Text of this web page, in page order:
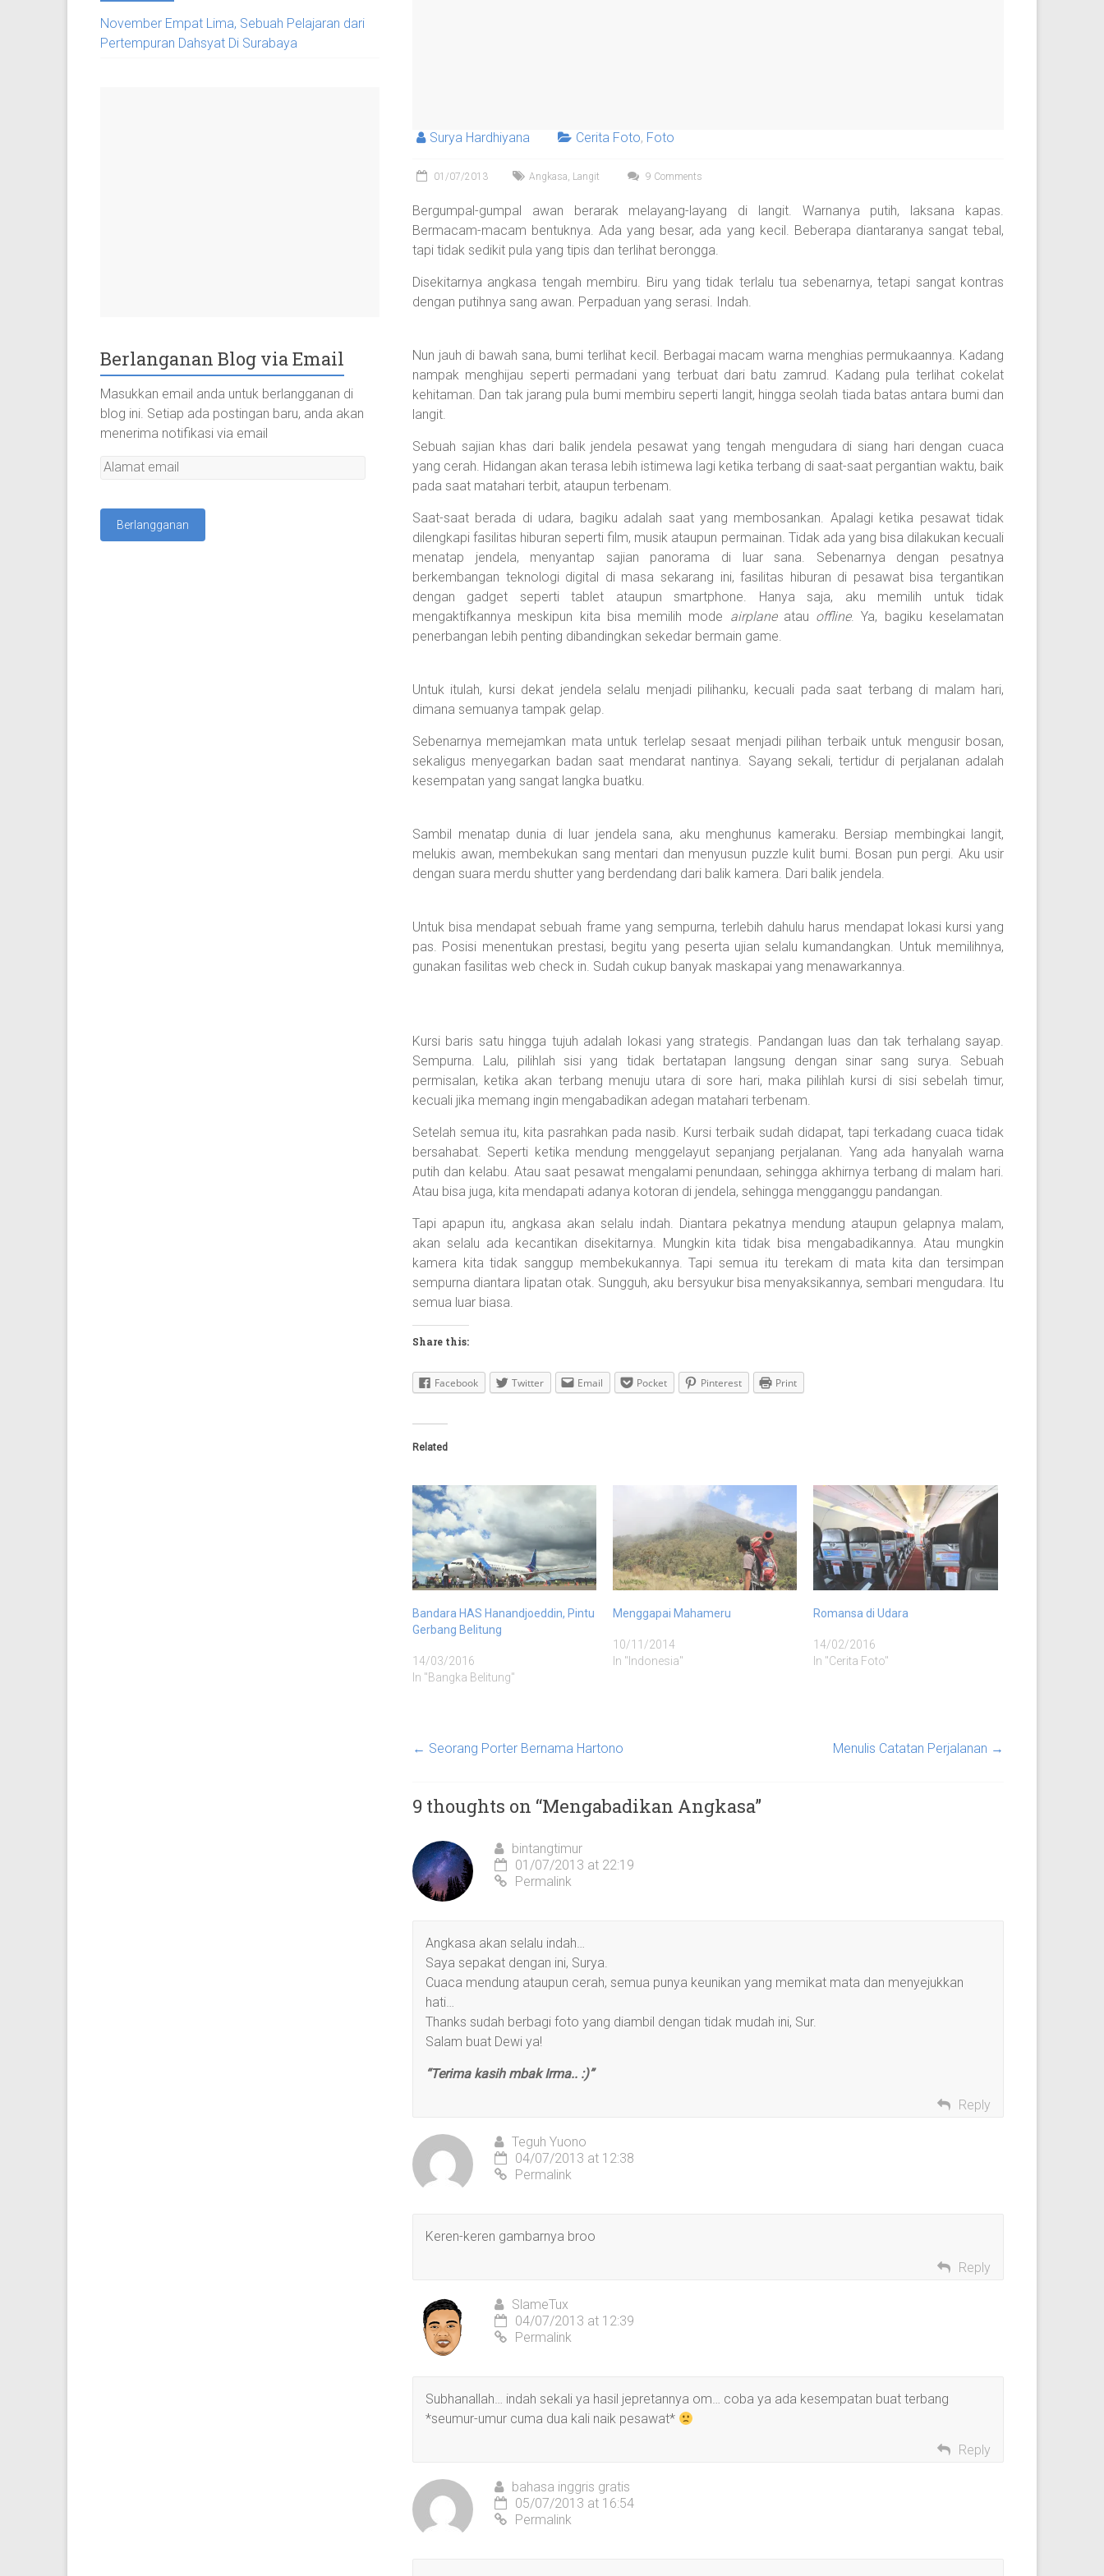
Surya Hardhiyana Cerita Foto, Foto
01/07/2013 Angkasa, Langit 9 Comments
Bergumpal-gumpal awan berarak melayang-layang di langit. Warnanya putih, laksana kapas.
Bermacam-macam bentuknya. Ada yang besar, ada yang kecil. Beberapa diantaranya sangat tebal,
tapi tidak sedikit pula yang tipis dan terlihat berongga.
Disekitarnya angkasa tengah membiru. Biru yang tidak terlalu tua sebenarnya, tetapi sangat kontras
dengan putihnya sang awan. Perpaduan yang serasi. Indah.
Nun jauh di bawah sana, bumi terlihat kecil. Berbagai macam warna menghias permukaannya. Kadang
nampak menghijau seperti permadani yang terbuat dari batu zamrud. Kadang pula terlihat cokelat
kehitaman. Dan tak jarang pula bumi membiru seperti langit, hingga seolah tiada batas antara bumi dan
langit.
Sebuah sajian khas dari balik jendela pesawat yang tengah mengudara di siang hari dengan cuaca
yang cerah. Hidangan akan terasa lebih istimewa lagi ketika terbang di saat-saat pergantian waktu, baik
pada saat matahari terbit, ataupun terbenam.
Saat-saat berada di udara, bagiku adalah saat yang membosankan. Apalagi ketika pesawat tidak
dilengkapi fasilitas hiburan seperti film, musik ataupun permainan. Tidak ada yang bisa dilakukan kecuali
menatap jendela, menyantap sajian panorama di luar sana. Sebenarnya dengan pesatnya
berkembangan teknologi digital di masa sekarang ini, fasilitas hiburan di pesawat bisa tergantikan
dengan gadget seperti tablet ataupun smartphone. Hanya saja, aku memilih untuk tidak
mengaktifkannya meskipun kita bisa memilih mode airplaneatau offline. Ya, bagiku keselamatan
penerbangan lebih penting dibandingkan sekedar bermain game.
Untuk itulah, kursi dekat jendela selalu menjadi pilihanku, kecuali pada saat terbang di malam hari,
dimana semuanya tampak gelap.
Sebenarnya memejamkan mata untuk terlelap sesaat menjadi pilihan terbaik untuk mengusir bosan,
sekaligus menyegarkan badan saat mendarat nantinya. Sayang sekali, tertidur di perjalanan adalah
kesempatan yang sangat langka buatku.
Sambil menatap dunia di luar jendela sana, aku menghunus kameraku. Bersiap membingkai langit,
melukis awan, membekukan sang mentari dan menyusun puzzle kulit bumi. Bosan pun pergi. Aku usir
dengan suara merdu shutter yang berdendang dari balik kamera. Dari balik jendela.
Untuk bisa mendapat sebuah frame yang sempurna, terlebih dahulu harus mendapat lokasi kursi yang
pas. Posisi menentukan prestasi, begitu yang peserta ujian selalu kumandangkan. Untuk memilihnya,
gunakan fasilitas web check in. Sudah cukup banyak maskapai yang menawarkannya.
Kursi baris satu hingga tujuh adalah lokasi yang strategis. Pandangan luas dan tak terhalang sayap.
Sempurna. Lalu, pilihlah sisi yang tidak bertatapan langsung dengan sinar sang surya. Sebuah
permisalan, ketika akan terbang menuju utara di sore hari, maka pilihlah kursi di sisi sebelah timur,
kecuali jika memang ingin mengabadikan adegan matahari terbenam.
Setelah semua itu, kita pasrahkan pada nasib. Kursi terbaik sudah didapat, tapi terkadang cuaca tidak
bersahabat. Seperti ketika mendung menggelayut sepanjang perjalanan. Yang ada hanyalah warna
putih dan kelabu. Atau saat pesawat mengalami penundaan, sehingga akhirnya terbang di malam hari.
Atau bisa juga, kita mendapati adanya kotoran di jendela, sehingga mengganggu pandangan.
Tapi apapun itu, angkasa akan selalu indah. Diantara pekatnya mendung ataupun gelapnya malam,
akan selalu ada kecantikan disekitarnya. Mungkin kita tidak bisa mengabadikannya. Atau mungkin
kamera kita tidak sanggup membekukannya. Tapi semua itu terekam di mata kita dan tersimpan
sempurna diantara lipatan otak. Sungguh, aku bersyukur bisa menyaksikannya, sembari mengudara. Itu
semua luar biasa.
Share this:
Facebook Twitter Email Pocket Pinterest Print
Related
Bandara HAS Hanandjoeddin, Pintu
Gerbang Belitung
14/03/2016
In "Bangka Belitung"
Menggapai Mahameru
10/11/2014
In "Indonesia"
Romansa di Udara
14/02/2016
In "Cerita Foto"
← Seorang Porter Bernama Hartono Menulis Catatan Perjalanan →
9 thoughts on “Mengabadikan Angkasa”
bintangtimur
01/07/2013 at 22:19
Permalink
Angkasa akan selalu indah…
Saya sepakat dengan ini, Surya.
Cuaca mendung ataupun cerah, semua punya keunikan yang memikat mata dan menyejukkan
hati…
Thanks sudah berbagi foto yang diambil dengan tidak mudah ini, Sur.
Salam buat Dewi ya!
“Terima kasih mbak Irma.. :)”
Reply
Teguh Yuono
04/07/2013 at 12:38
Permalink
Keren-keren gambarnya broo
Reply
SlameTux
04/07/2013 at 12:39
Permalink
Subhanallah… indah sekali ya hasil jepretannya om… coba ya ada kesempatan buat terbang
*seumur-umur cuma dua kali naik pesawat*
Reply
bahasa inggris gratis
05/07/2013 at 16:54
Permalink
November Empat Lima, Sebuah Pelajaran dari
Pertempuran Dahsyat Di Surabaya
Berlanganan Blog via Email
Masukkan email anda untuk berlangganan di
blog ini. Setiap ada postingan baru, anda akan
menerima notifikasi via email
A
a
a